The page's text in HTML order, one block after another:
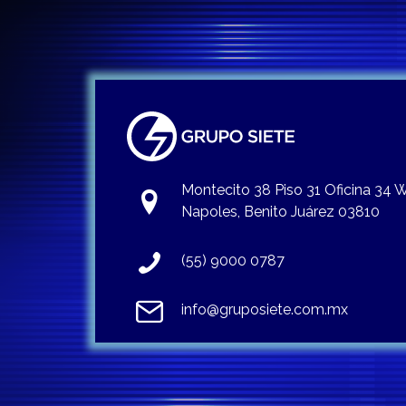
Montecito 38 Piso 31 Oficina 34
Napoles, Benito Juárez 03810
(55) 9000 0787
info@gruposiete.com.mx